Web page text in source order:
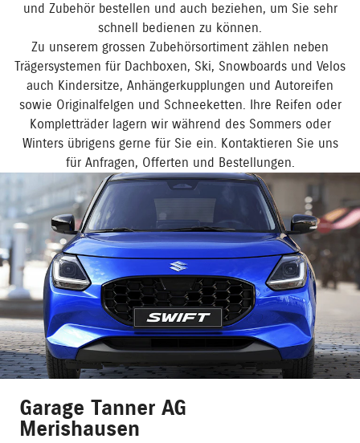
und Zubehör bestellen und auch beziehen, um Sie sehr
schnell bedienen zu können.
Zu unserem grossen Zubehörsortiment zählen neben
Trägersystemen für Dachboxen, Ski, Snowboards und Velos
auch Kindersitze, Anhängerkupplungen und Autoreifen
sowie Originalfelgen und Schneeketten. Ihre Reifen oder
Kompletträder lagern wir während des Sommers oder
Winters übrigens gerne für Sie ein. Kontaktieren Sie uns
für Anfragen, Offerten und Bestellungen.
Garage Tanner AG
Merishausen